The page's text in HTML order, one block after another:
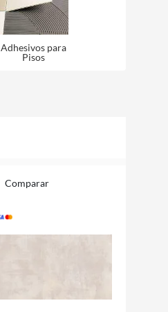
Adhesivos para
Pisos
comparar